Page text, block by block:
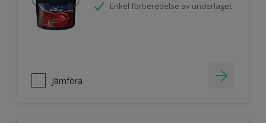
Enkel förberedelse av underlaget
Jämföra